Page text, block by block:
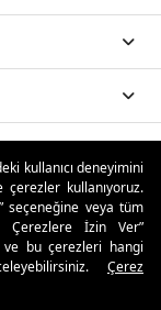
kullanıcı deneyimini
kullanıyoruz.
seçeneğine veya tüm
Çerezlere İzin Ver”
ve bu çerezleri hangi
Çerez